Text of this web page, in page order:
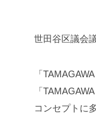
世田谷区議会
「
「
コンセプトに